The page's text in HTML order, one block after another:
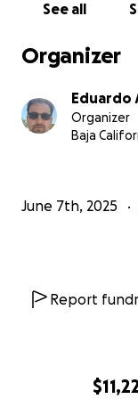
apoyo.
Con tu ayuda,
limpia y la
Con gratitud,
See all
Organizer
Eduardo
Organizer
Baja
June 7th, 2025
Report